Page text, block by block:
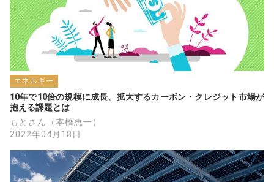
エネルギー
10年で10倍の規模に成長、拡大するカーボン・クレジット市場が
抱える課題とは
もとさん（本橋恵一）
2022年04月18日